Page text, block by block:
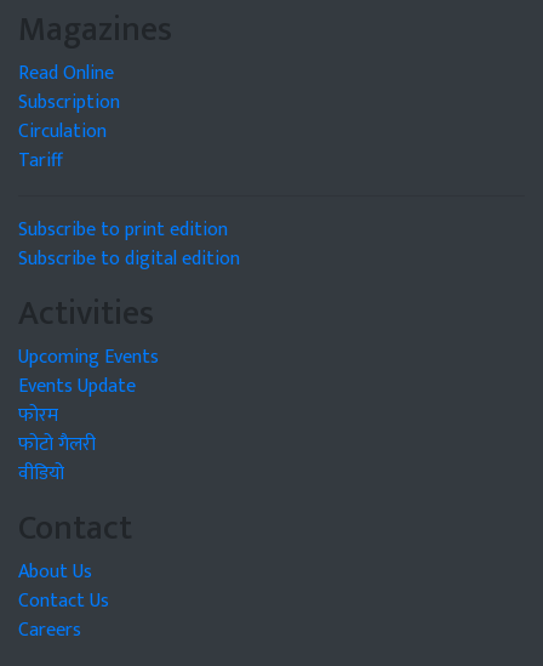
Magazines
Read Online
Subscription
Circulation
Tariff
Subscribe to print edition
Subscribe to digital edition
Activities
Upcoming Events
Events Update
फोरम
फोटो गैलरी
वीडियो
Contact
About Us
Contact Us
Careers